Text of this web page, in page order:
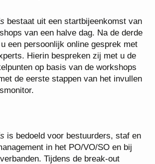
bestaat uit een startbijeenkomst van
van een halve dag. Na de derde
een persoonlijk online gesprek met
Hierin bespreken zij met u de
op basis van de workshops
de eerste stappen van het invullen
is bedoeld voor bestuurders, staf en
in het PO/VO/SO en bij
Tijdens de break-out